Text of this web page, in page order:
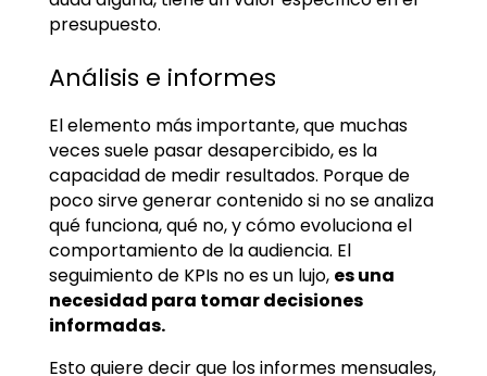
presupuesto.
Análisis e informes
El elemento más importante, que muchas
veces suele pasar desapercibido, es la
capacidad de medir resultados. Porque de
poco sirve generar contenido si no se analiza
qué funciona, qué no, y cómo evoluciona el
comportamiento de la audiencia. El
seguimiento de KPIs no es un lujo, es una
necesidad para tomar decisiones
informadas.
Esto quiere decir que los informes mensuales,